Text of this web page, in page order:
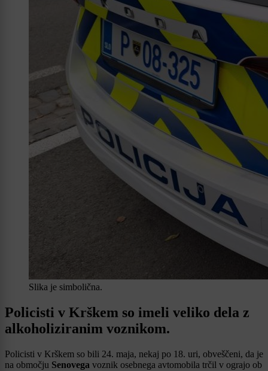
Slika je simbolična.
Policisti v Krškem so imeli veliko dela z
alkoholiziranim voznikom.
Policisti v Krškem so bili 24. maja, nekaj po 18. uri, obveščeni, da je
na območju Senovega voznik osebnega avtomobila trčil v ograjo ob